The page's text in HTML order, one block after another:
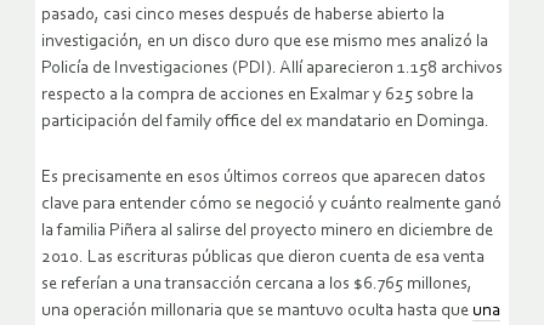
pasado, casi cinco meses después de haberse abierto la
investigación, en un disco duro que ese mismo mes analizó la
Policía de Investigaciones (PDI). Allí aparecieron 1.158 archivos
respecto a la compra de acciones en Exalmar y 625 sobre la
participación del family office del ex mandatario en Dominga.
Es precisamente en esos últimos correos que aparecen datos
clave para entender cómo se negoció y cuánto realmente ganó
la familia Piñera al salirse del proyecto minero en diciembre de
2010. Las escrituras públicas que dieron cuenta de esa venta
se referían a una transacción cercana a los $6.765 millones,
una operación millonaria que se mantuvo oculta hasta que una